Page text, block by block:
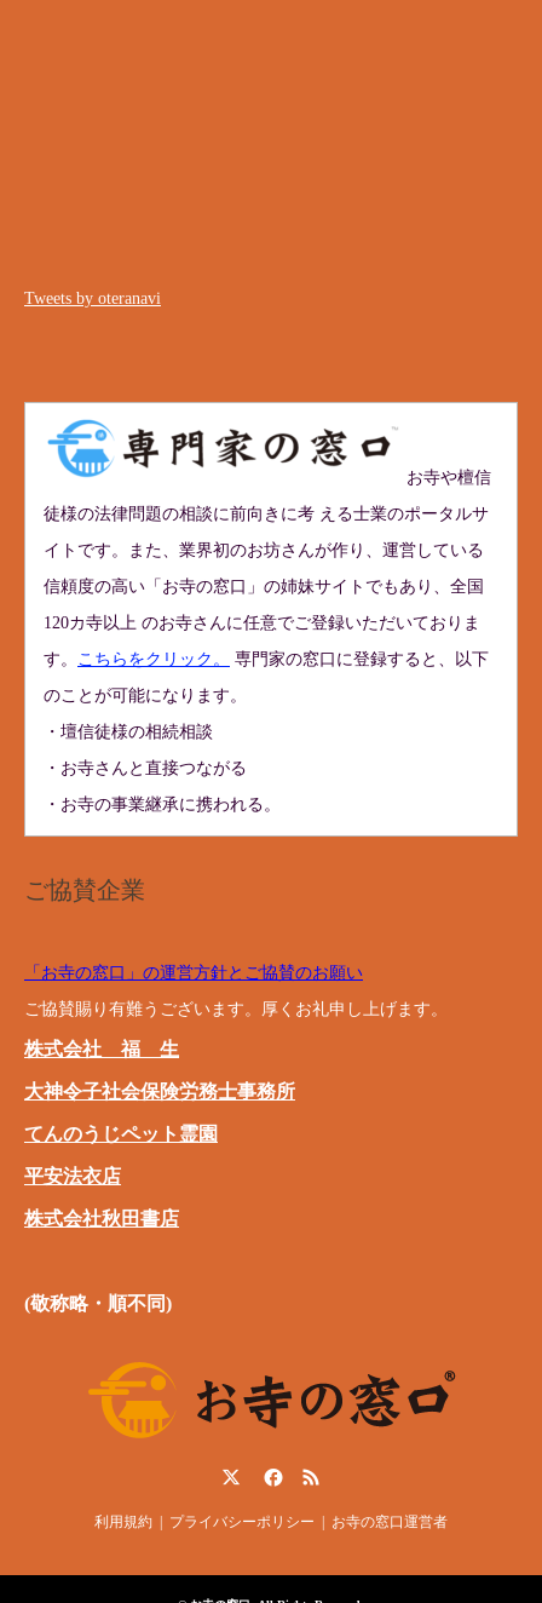
Tweets by oteranavi
お寺や檀信
徒様の法律問題の相談に前向きに考 える士業のポータルサ
イトです。また、業界初のお坊さんが作り、運営している
信頼度の高い「お寺の窓口」の姉妹サイトでもあり、全国
120カ寺以上 のお寺さんに任意でご登録いただいておりま
す。
こちらをクリック。
専門家の窓口に登録すると、以下
のことが可能になります。
・壇信徒様の相続相談
・お寺さんと直接つながる
・お寺の事業継承に携われる。
ご協賛企業
「お寺の窓口」の運営方針とご協賛のお願い
ご協賛賜り有難うございます。厚くお礼申し上げます。
株式会社 福 生
大神令子社会保険労務士事務所
てんのうじペット霊園
平安法衣店
株式会社秋田書店
(敬称略・順不同)
利用規約 プライバシーポリシー お寺の窓口運営者